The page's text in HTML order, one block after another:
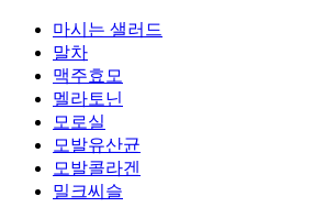
마시는 샐러드
말차
맥주효모
멜라토닌
모로실
모발유산균
모발콜라겐
밀크씨슬